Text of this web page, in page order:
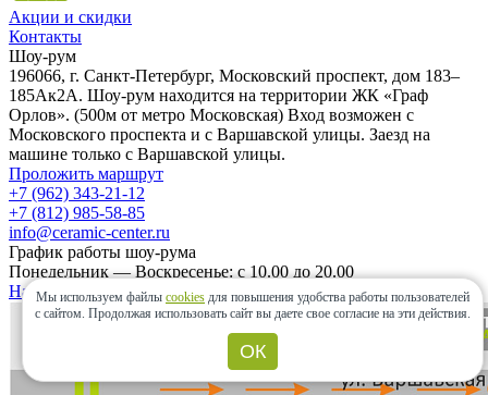
Акции и скидки
Контакты
Шоу-рум
196066, г. Санкт-Петербург, Московский проспект, дом 183–
185Ак2А. Шоу-рум находится на территории ЖК «Граф
Орлов». (500м от метро Московская) Вход возможен с
Московского проспекта и с Варшавской улицы. Заезд на
машине только с Варшавской улицы.
Проложить маршрут
+7 (962) 343-21-12
+7 (812) 985-58-85
info@ceramic-center.ru
График работы шоу-рума
Понедельник — Воскресенье: с 10.00 до 20.00
Найти шоу-рум быстро
Мы используем файлы cookies для повышения удобства работы пользователей
с сайтом. Продолжая использовать сайт вы даете свое согласие на эти действия.
ОК